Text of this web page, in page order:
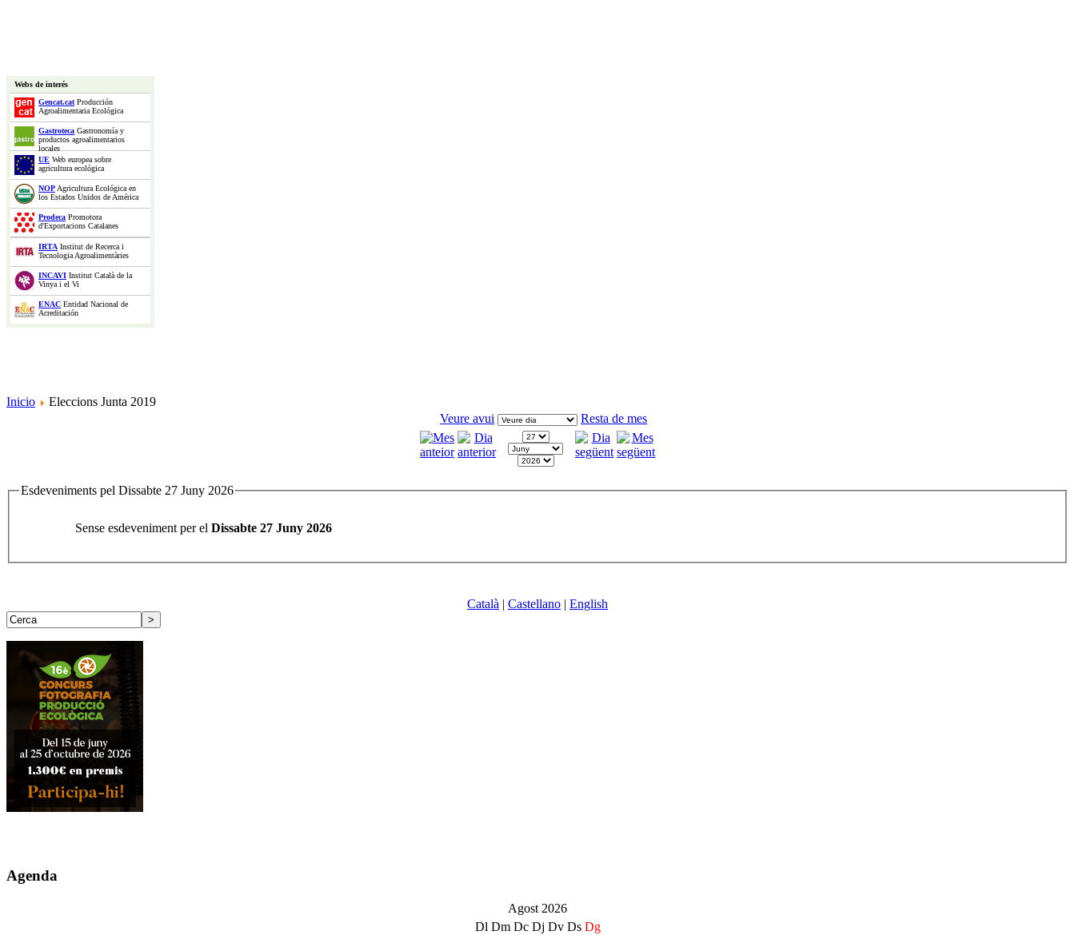
Webs de interés
Gencat.catProducción
Agroalimentaria Ecológica
Gastroteca Gastronomía y
productos agroalimentarios
locales
UE Web europea sobre
agricultura ecológica
NOPAgricultura Ecológica en
los Estados Unidos de América
Prodeca Promotora
d'Exportacions Catalanes
IRTA Institut de Recerca i
Tecnologia Agroalimentàries
INCAVI Institut Català de la
Vinya i el Vi
ENAC Entidad Nacional de
Acreditación
Inicio
Eleccions Junta 2019
Veure avui
Resta de mes
Esdeveniments pel Dissabte 27 Juny 2026
Sense esdeveniment per el Dissabte 27 Juny 2026
Català | Castellano | English
Agenda
Agost 2026
Dl Dm Dc Dj Dv Ds Dg